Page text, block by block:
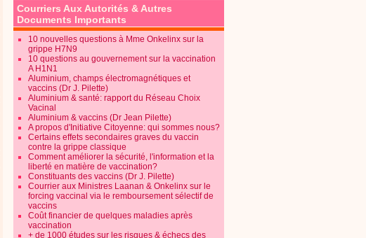
Courriers Aux Autorités & Autres
Documents Importants
10 nouvelles questions à Mme Onkelinx sur la
grippe H7N9
10 questions au gouvernement sur la vaccination
A H1N1
Aluminium, champs électromagnétiques et
vaccins (Dr J. Pilette)
Aluminium & santé: rapport du Réseau Choix
Vacinal
Aluminium & vaccins (Dr Jean Pilette)
A propos d'Initiative Citoyenne: qui sommes nous?
Certains effets secondaires graves du vaccin
contre la grippe classique
Comment améliorer la sécurité, l'information et la
liberté en matière de vaccination?
Constituants des vaccins (Dr J. Pilette)
Courrier aux Ministres Laanan & Onkelinx sur le
forcing vaccinal via le remboursement sélectif de
vaccins
Coût financier de quelques maladies après
vaccination
+ de 1000 études sur les risques & échecs des